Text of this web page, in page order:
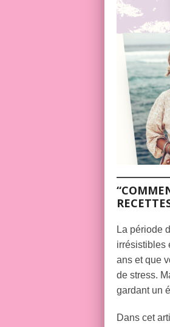
La période
irrésistibles
ans et que
de stress.
gardant un
Dans cet